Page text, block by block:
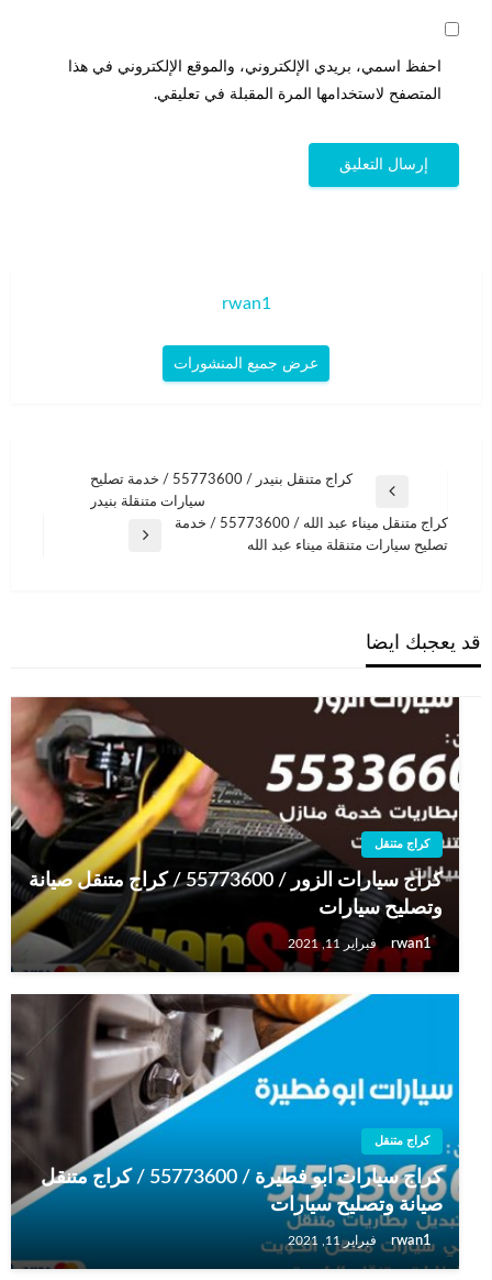
احفظ اسمي، بريدي الإلكتروني، والموقع الإلكتروني في هذا
المتصفح لاستخدامها المرة المقبلة في تعليقي.
rwan1
عرض جميع المنشورات
المقالات
المقالة
السابقة
كراج متنقل بنيدر / 55773600‬ / خدمة تصليح
سيارات متنقلة بنيدر
المقالة
كراج متنقل ميناء عبد الله / 55773600‬ / خدمة
تصليح سيارات متنقلة ميناء عبد الله
قد يعجبك ايضا
كراج متنقل
كراج سيارات الزور / 55773600‬ / كراج متنقل صيانة
وتصليح سيارات
rwan1 فبراير 11, 2021
كراج متنقل
كراج سيارات ابو فطيرة / 55773600‬ / كراج متنقل
صيانة وتصليح سيارات
rwan1 فبراير 11, 2021